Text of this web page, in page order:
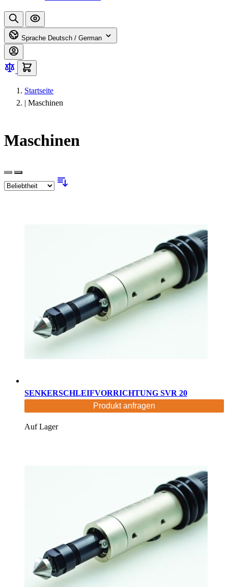
Sprache Deutsch / German
Startseite
| Maschinen
Maschinen
SENKERSCHLEIFVORRICHTUNG SVR 20
Produkt anfragen
Auf Lager